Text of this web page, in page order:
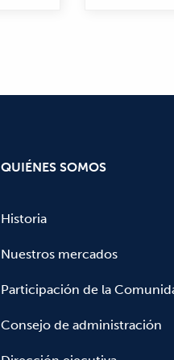
QUIÉNES SOMOS
Historia
Nuestros mercados
Participación de la
Consejo de administración